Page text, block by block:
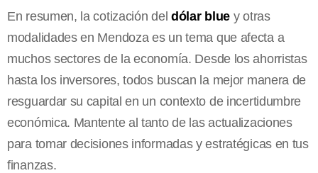
En resumen, la cotización del dólar blue y otras
modalidades en Mendoza es un tema que afecta a
muchos sectores de la economía. Desde los ahorristas
hasta los inversores, todos buscan la mejor manera de
resguardar su capital en un contexto de incertidumbre
económica. Mantente al tanto de las actualizaciones
para tomar decisiones informadas y estratégicas en tus
finanzas.